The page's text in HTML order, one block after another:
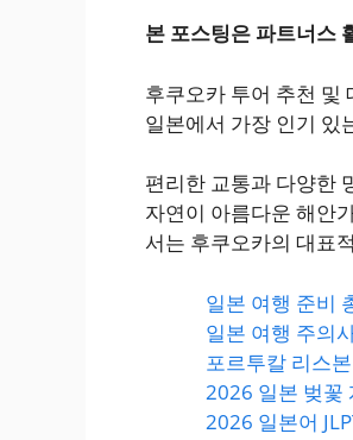
본 포스팅은 파트너스
후쿠오카 투어 추천 및
일본에서 가장 인기 있
편리한 교통과 다양한
자연이 아름다운 해안
서는 후쿠오카의 대표
일본 여행 준비
일본 여행 주의
포르투칼 리스
2026 일본 벚꽃
2026 일본어